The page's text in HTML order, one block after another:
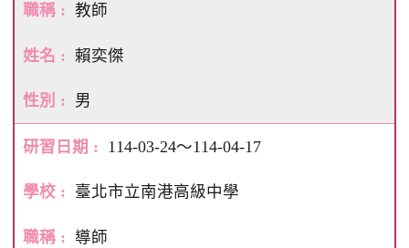
教師
賴奕傑
男
114-03-24～114-04-17
臺北市立南港高級中學
導師